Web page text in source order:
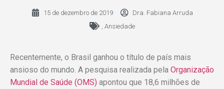
15 de dezembro de 2019
Dra. Fabiana Arruda
Ansiedade
Recentemente, o Brasil ganhou o título de país mais
ansioso do mundo. A pesquisa realizada pela Organização
Mundial de Saúde (OMS) apontou que 18,6 milhões de